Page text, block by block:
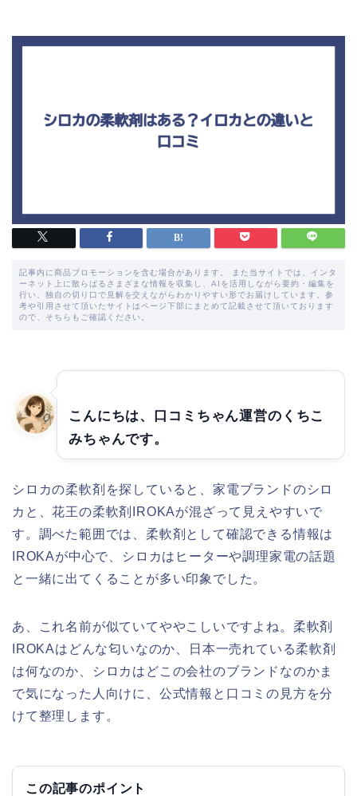
記事内に商品プロモーションを含む場合があります。 また当サイトでは、インタ
ーネット上に散らばるさまざまな情報を収集し、AIを活用しながら要約・編集を
行い、独自の切り口で見解を交えながらわかりやすい形でお届けしています。参
考や引用させて頂いたサイトはページ下部にまとめて記載させて頂いております
ので、そちらもご確認ください。
こんにちは、口コミちゃん運営のくちこ
みちゃんです。
シロカの柔軟剤を探していると、家電ブランドのシロ
カと、花王の柔軟剤IROKAが混ざって見えやすいで
す。調べた範囲では、柔軟剤として確認できる情報は
IROKAが中心で、シロカはヒーターや調理家電の話題
と一緒に出てくることが多い印象でした。
あ、これ名前が似ていてややこしいですよね。柔軟剤
IROKAはどんな匂いなのか、日本一売れている柔軟剤
は何なのか、シロカはどこの会社のブランドなのかま
で気になった人向けに、公式情報と口コミの見方を分
けて整理します。
この記事のポイント